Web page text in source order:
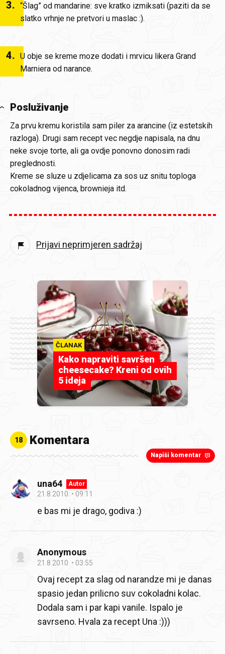
3. “Šlag” od mandarine: sve kratko izmiksati (paziti da se
slatko vrhnje ne pretvori u maslac :).
4. U obje se kreme moze dodati i mrvicu likera Grand
Marniera od narance.
Posluživanje
Za prvu kremu koristila sam piler za arancine (iz estetskih
razloga). Drugi sam recept vec negdje napisala, na dnu
neke svoje torte, ali ga ovdje ponovno donosim radi
preglednosti.
Kreme se sluze u zdjelicama za sos uz snitu toploga
cokoladnog vijenca, brownieja itd.
Prijavi neprimjeren sadržaj
ČLANAK
Kako napraviti savršen
cheesecake? Kreni od ovih
5 ideja
18 Komentara
Napiši komentar
una64 Autor
21.8.2010. 09:11
e bas mi je drago, godiva :)
Anonymous
21.8.2010. 03:55
Ovaj recept za slag od narandze mi je danas
spasio jedan prilicno suv cokoladni kolac.
Dodala sam i par kapi vanile. Ispalo je
savrseno. Hvala za recept Una :)))